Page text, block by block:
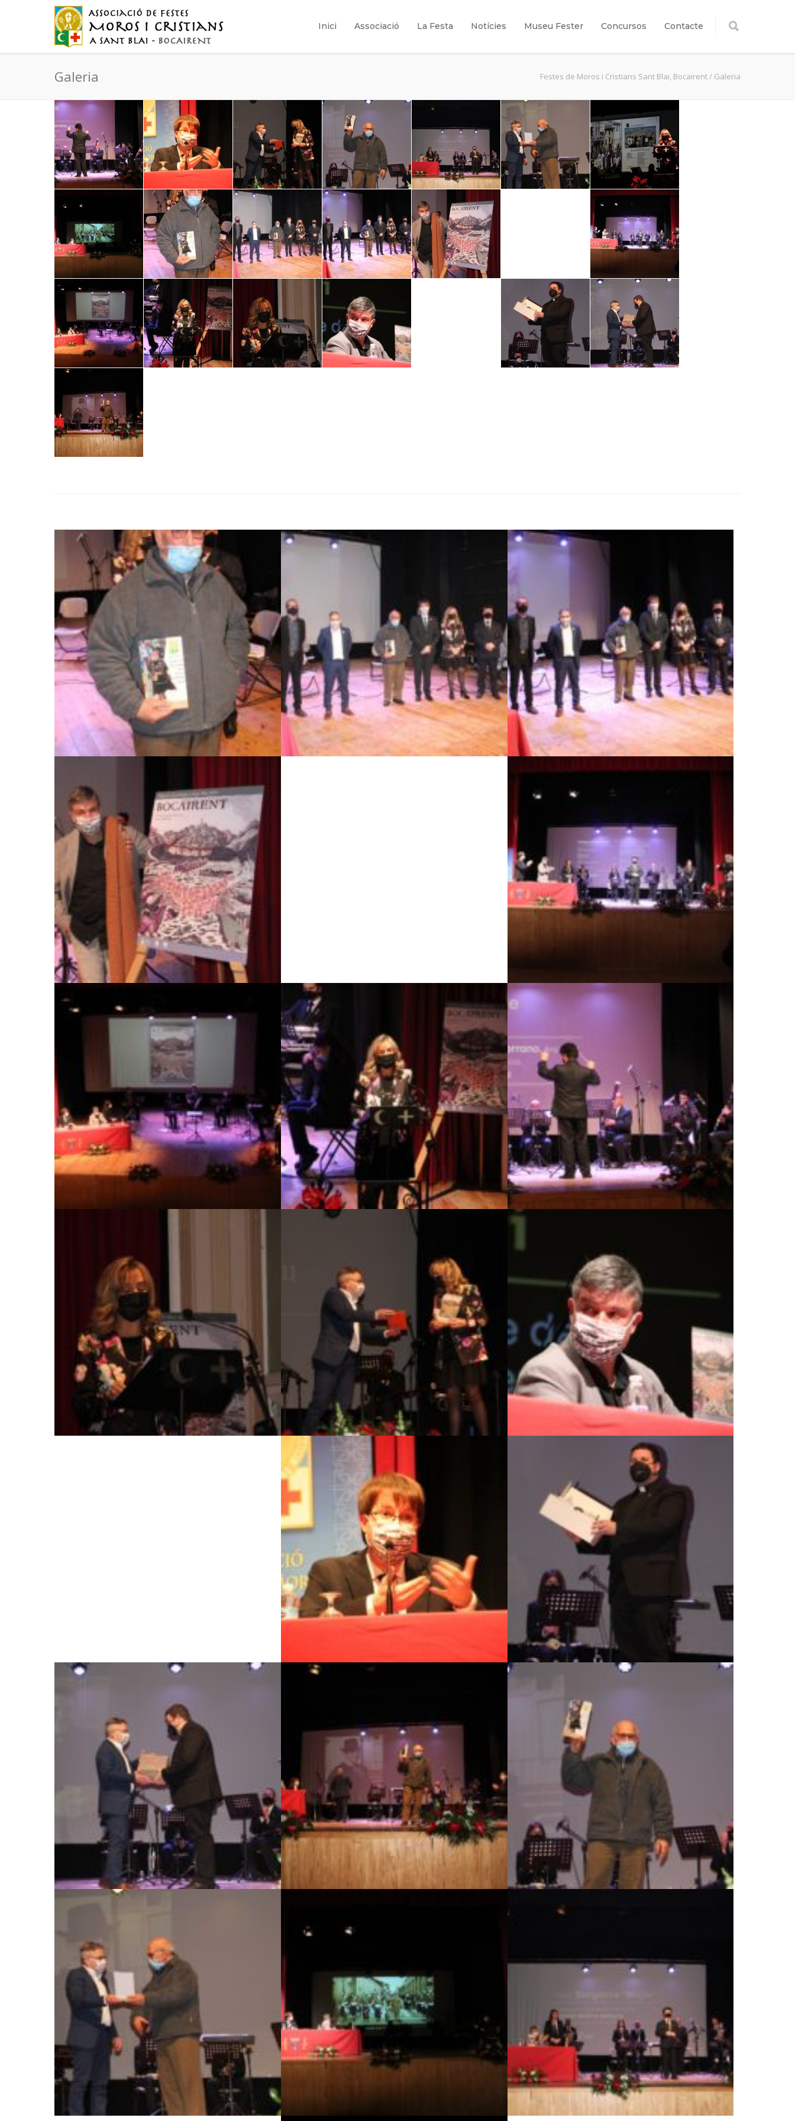
Inici Associació La Festa Notícies Museu Fester Concursos Contacte
Galeria Festes de Moros i Cristians Sant Blai, Bocairent/ Galeria